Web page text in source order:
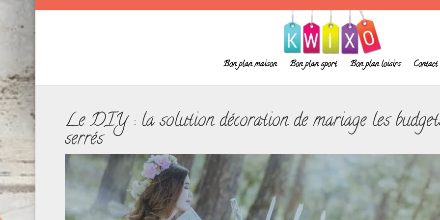
Bon plan maison Bon plan sport Bon plan loisirs Contact
Le DIY : la solution décoration de mariage les
serrés